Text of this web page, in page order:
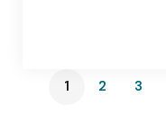
1 2 3